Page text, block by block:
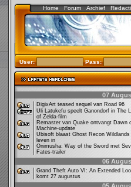
Home Forum Archief
User: Pass:
07
DigixArt teased sequel van Road 96
Uli Latukefu speelt Ganondorf in The
of Zelda-film
Remaster van Quake ontvangt Dawn
Machine-update
Ubisoft blaast Ghost Recon Wildlands
leven in
Onimusha: Way of the Sword met
Fates-trailer
06
Grand Theft Auto VI: An Extended
komt 27 augustus